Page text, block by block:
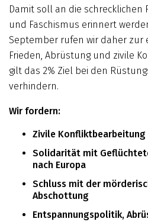
Damit soll an die schrecklichen
und Faschismus erinnert
September rufen wir daher zur
Frieden, Abrüstung und zivile
gilt das 2% Ziel bei den
verhindern.
Wir fordern:
Zivile
Solidarität mit
nach Europa
Schluss mit der
Abschottung
Entspannungspolitik,